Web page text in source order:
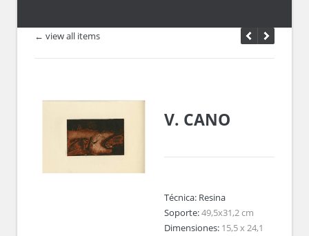
← view all items
V. CANO
Técnica: Resina
Soporte:49,5x31,2 cm
Dimensiones: 15,5 x 24,1